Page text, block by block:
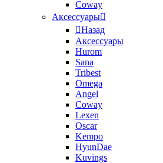
Coway
Аксессуары
Назад
Аксессуары
Hurom
Sana
Tribest
Omega
Angel
Coway
Lexen
Oscar
Kempo
HyunDae
Kuvings